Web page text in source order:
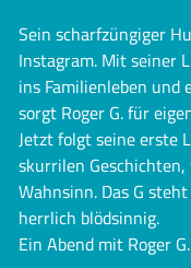
Sein scharfzüngiger
Instagram. Mit seiner
ins Familienleben
sorgt Roger G. für
Jetzt folgt seine erste
skurrilen
Wahnsinn. Das G
herrlich blödsinnig.
Ein Abend mit Roger